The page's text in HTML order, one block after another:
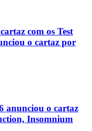
com os Test
o cartaz por
anunciou o cartaz
Insomnium